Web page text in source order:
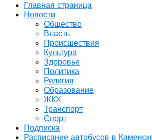
Главная страница
Новости
Общество
Власть
Происшествия
Культура
Здоровье
Политика
Религия
Образование
ЖКХ
Транспорт
Спорт
Подписка
Расписание автобусов в